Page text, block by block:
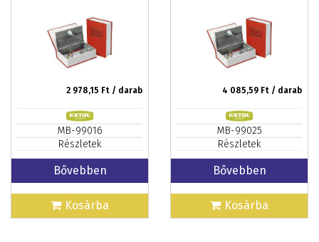
műanyag/papír borítás
EXTOL CRAFT
2 978,15 Ft / darab
MB-99016
Részletek
Bővebben
Kosárba
műanyag/papír borítás
EXTOL CRAFT
4 085,59 Ft / darab
MB-99025
Részletek
Bővebben
Kosárba